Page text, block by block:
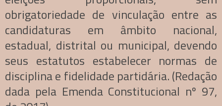
obrigatoriedade de vinculação entre as
candidaturas em âmbito nacional,
estadual, distrital ou municipal, devendo
seus estatutos estabelecer normas de
disciplina e fidelidade partidária. (Redação
dada pela Emenda Constitucional nº 97,